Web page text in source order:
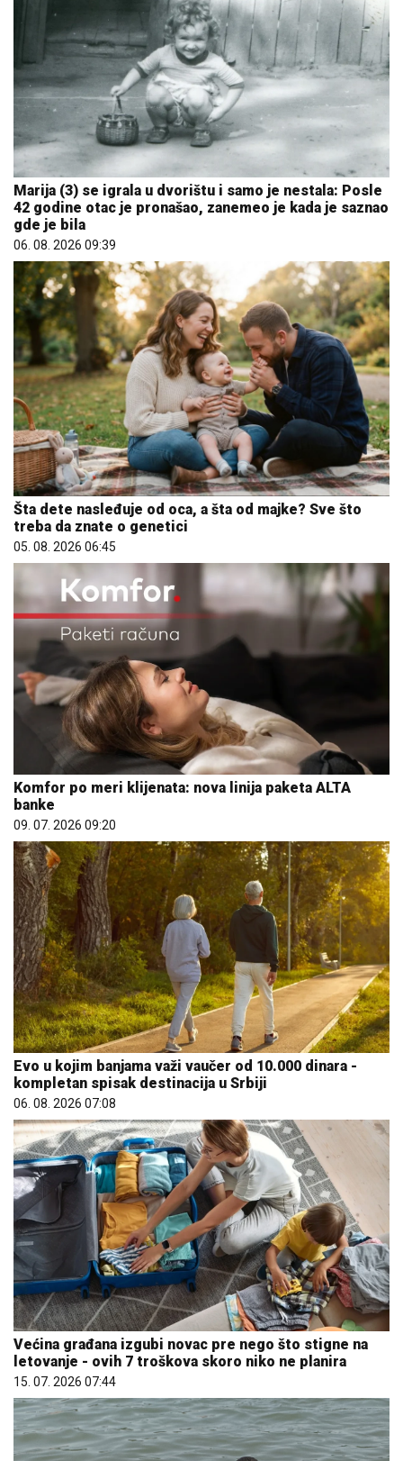
Marija (3) se igrala u dvorištu i samo je nestala: Posle
42 godine otac je pronašao, zanemeo je kada je saznao
gde je bila
06. 08. 2026 09:39
Šta dete nasleđuje od oca, a šta od majke? Sve što
treba da znate o genetici
05. 08. 2026 06:45
Komfor po meri klijenata: nova linija paketa ALTA
banke
09. 07. 2026 09:20
Evo u kojim banjama važi vaučer od 10.000 dinara -
kompletan spisak destinacija u Srbiji
06. 08. 2026 07:08
Većina građana izgubi novac pre nego što stigne na
letovanje - ovih 7 troškova skoro niko ne planira
15. 07. 2026 07:44